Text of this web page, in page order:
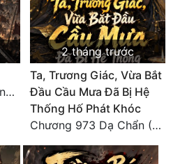
Chương 560 Gió Ngừng (Kết Cục)
2 tháng trước
Ta, Trương Giác, Vừa Bắt
Đầu Cầu Mưa Đã Bị Hệ
Thống Hố Phát Khóc
Chương 973 Dạ Chẩn (2/2)